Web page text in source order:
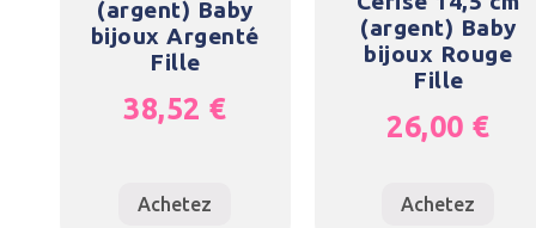
(argent) Baby
bijoux Argenté
Fille
38,52 €
Achetez
(argent) Baby
bijoux Rouge
Fille
26,00 €
Achetez